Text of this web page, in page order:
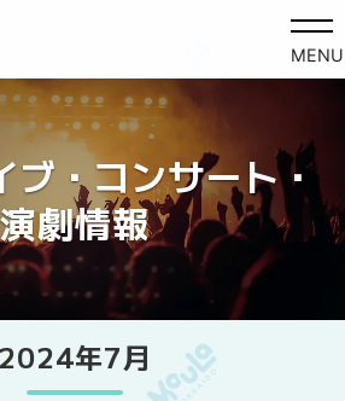
MENU
ブ・コンサート・
演劇情報
2024年7月